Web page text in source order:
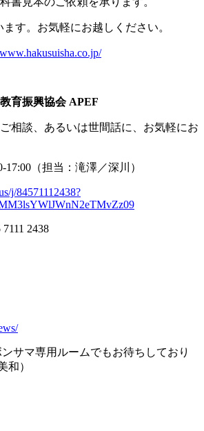
す。お気軽にお越しください。
育振興協会APEF
相談、あるいは世間話に、お気軽にお
17:00 （担当：滝澤／深川）
j/84571112438?
2438
サマ専用ルームでもお待ちしており
和）